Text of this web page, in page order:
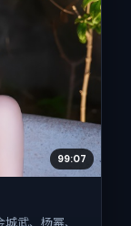
99:07